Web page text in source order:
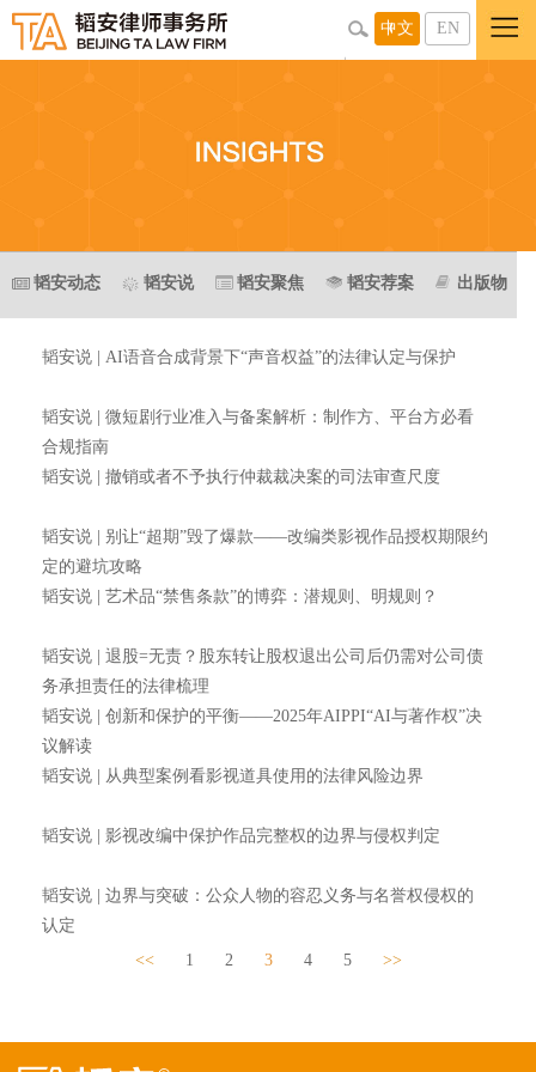
中文 EN
韬安动态 韬安说 韬安聚焦 韬安荐案 出版物
韬安说 | AI语音合成背景下“声音权益”的法律认定与保护
韬安说 | 微短剧行业准入与备案解析：制作方、平台方必看
合规指南
韬安说 | 撤销或者不予执行仲裁裁决案的司法审查尺度
韬安说 | 别让“超期”毁了爆款——改编类影视作品授权期限约
定的避坑攻略
韬安说 | 艺术品“禁售条款”的博弈：潜规则、明规则？
韬安说 | 退股=无责？股东转让股权退出公司后仍需对公司债
务承担责任的法律梳理
韬安说 | 创新和保护的平衡——2025年AIPPI“AI与著作权”决
议解读
韬安说 | 从典型案例看影视道具使用的法律风险边界
韬安说 | 影视改编中保护作品完整权的边界与侵权判定
韬安说 | 边界与突破：公众人物的容忍义务与名誉权侵权的
认定
<<
1 2 3 4 5 >>